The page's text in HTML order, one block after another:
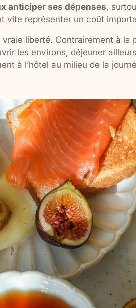
anticiper ses dépenses,
vite représenter un coût
liberté. Contrairement à la
les environs, déjeuner
à l’hôtel au milieu de la